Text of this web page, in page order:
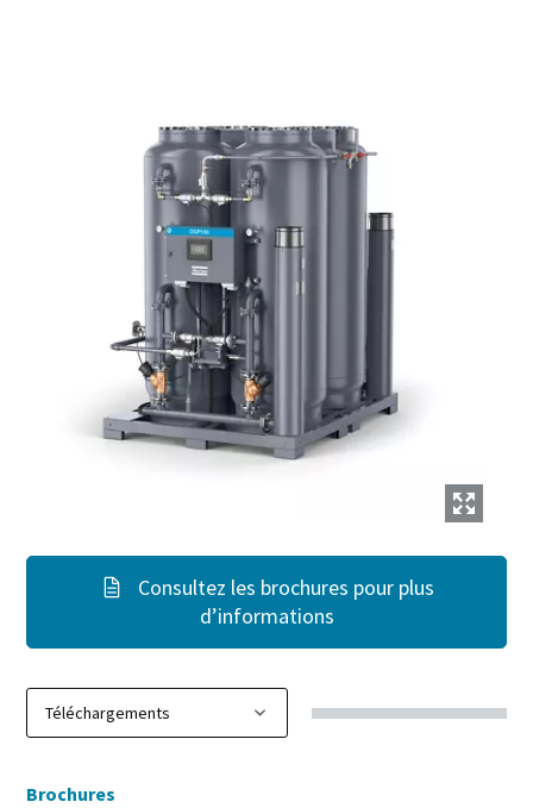
Consultez les brochures pour plus
d’informations
Brochures